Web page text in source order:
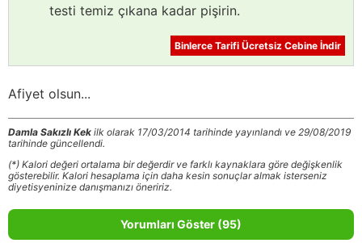
testi temiz çıkana kadar pişirin.
Binlerce Tarifi Ücretsiz Cebine İndir
Afiyet olsun...
Damla Sakızlı Kek ilk olarak 17/03/2014 tarihinde yayınlandı ve 29/08/2019
tarihinde güncellendi.
(*) Kalori değeri ortalama bir değerdir ve farklı kaynaklara göre değişkenlik
gösterebilir. Kalori hesaplama için daha kesin sonuçlar almak isterseniz
diyetisyeninize danışmanızı öneririz.
Yorumları Göster (95)